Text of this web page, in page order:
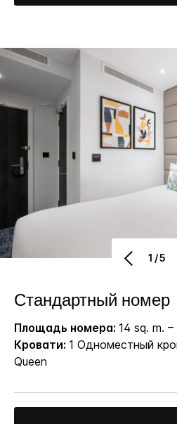
1/5
Стандартный номер
Площадь номера: 14 sq. m.
Кровати: 1 Одноместный
Queen